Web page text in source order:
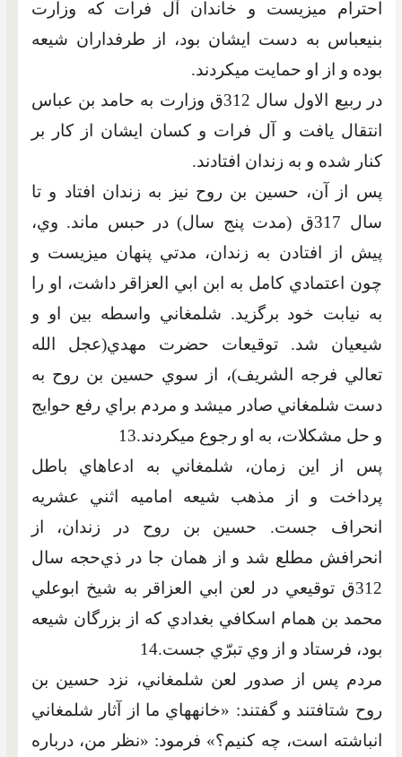
احترام مي‏زيست و خاندان آل فرات که وزارت
بني‏عباس به دست ايشان بود، از طرفداران شيعه
بوده و از او حمايت مي‏کردند.
در ربيع الاول سال 312ق وزارت به حامد بن عباس
انتقال يافت و آل فرات و کسان ايشان از کار بر
کنار شده و به زندان افتادند.
پس ‏از آن، حسين ‏بن ‏روح نيز به زندان افتاد و تا
سال 317ق (مدت پنج سال) در حبس ماند. وي،
پيش از افتادن به زندان، مدتي پنهان مي‏زيست و
چون اعتمادي کامل به ابن ابي العزاقر داشت، او را
به نيابت خود برگزيد. شلمغاني واسطه بين او و
شيعيان ‏شد. توقيعات ‏حضرت مهدي(عجل الله
تعالي فرجه الشريف)، از سوي حسين بن روح به
دست شلمغاني صادر مي‏شد و مردم براي رفع حوايج
و حل مشکلات، به او رجوع مي‏کردند.13
پس از اين زمان، شلمغاني به ادعا‏هاي باطل
پرداخت و از مذهب شيعه اماميه اثني عشريه
انحراف جست. حسين بن روح در زندان، از
انحرافش مطلع شد و از همان جا در ذي‌حجه سال
312ق توقيعي در لعن ابي العزاقر به شيخ ابوعلي
محمد بن همام اسکافي بغدادي که از بزرگان شيعه
بود، فرستاد و از وي تبرّي جست.14
مردم پس از صدور لعن شلمغاني، نزد حسين بن
روح شتافتند و گفتند: «خانه‏هاي ما از آثار شلمغاني
انباشته است، چه کنيم؟» فرمود: «نظر من، درباره